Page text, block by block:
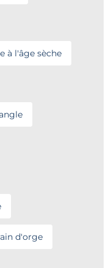
à l'âge sèche
d'orge